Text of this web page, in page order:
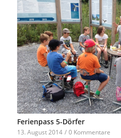
Ferienpass 5-Dörfer
13. August 2014 / 0 Kommentare